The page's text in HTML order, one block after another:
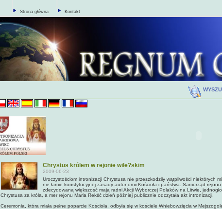
Strona główna Kontakt
Chrystus królem w rejonie wile?skim
2009-06-23
Uroczystościom intronizacji Chrystusa nie przeszkodziły wątpliwości niektórych
nie łamie konstytucyjnej zasady autonomii Kościoła i państwa. Samorząd
zdecydowaną większość mają radni Akcji Wyborczej Polaków na Litwie,
Chrystusa za króla, a mer rejonu Maria Rekść dzień później publicznie odczytała akt intronizacji.
Ceremonia, która miała pełne poparcie Kościoła, odbyła się w kościele Wniebowzięcia w